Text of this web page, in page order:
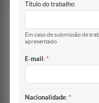
Título do trabalho:
Em caso de submissão de
apresentado.
E-mail:
Nacionalidade: